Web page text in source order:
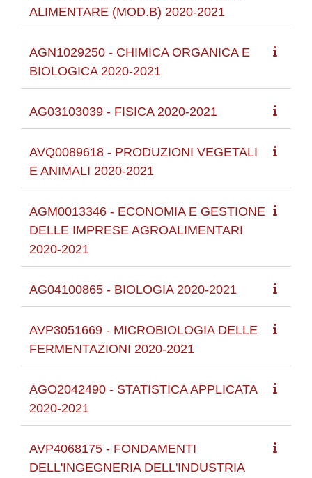
ALIMENTARE (MOD.B) 2020-2021
AGN1029250 - CHIMICA ORGANICA E
BIOLOGICA 2020-2021
AG03103039 - FISICA 2020-2021
AVQ0089618 - PRODUZIONI VEGETALI
E ANIMALI 2020-2021
AGM0013346 - ECONOMIA E GESTIONE
DELLE IMPRESE AGROALIMENTARI
2020-2021
AG04100865 - BIOLOGIA 2020-2021
AVP3051669 - MICROBIOLOGIA DELLE
FERMENTAZIONI 2020-2021
AGO2042490 - STATISTICA APPLICATA
2020-2021
AVP4068175 - FONDAMENTI
DELL'INGEGNERIA DELL'INDUSTRIA